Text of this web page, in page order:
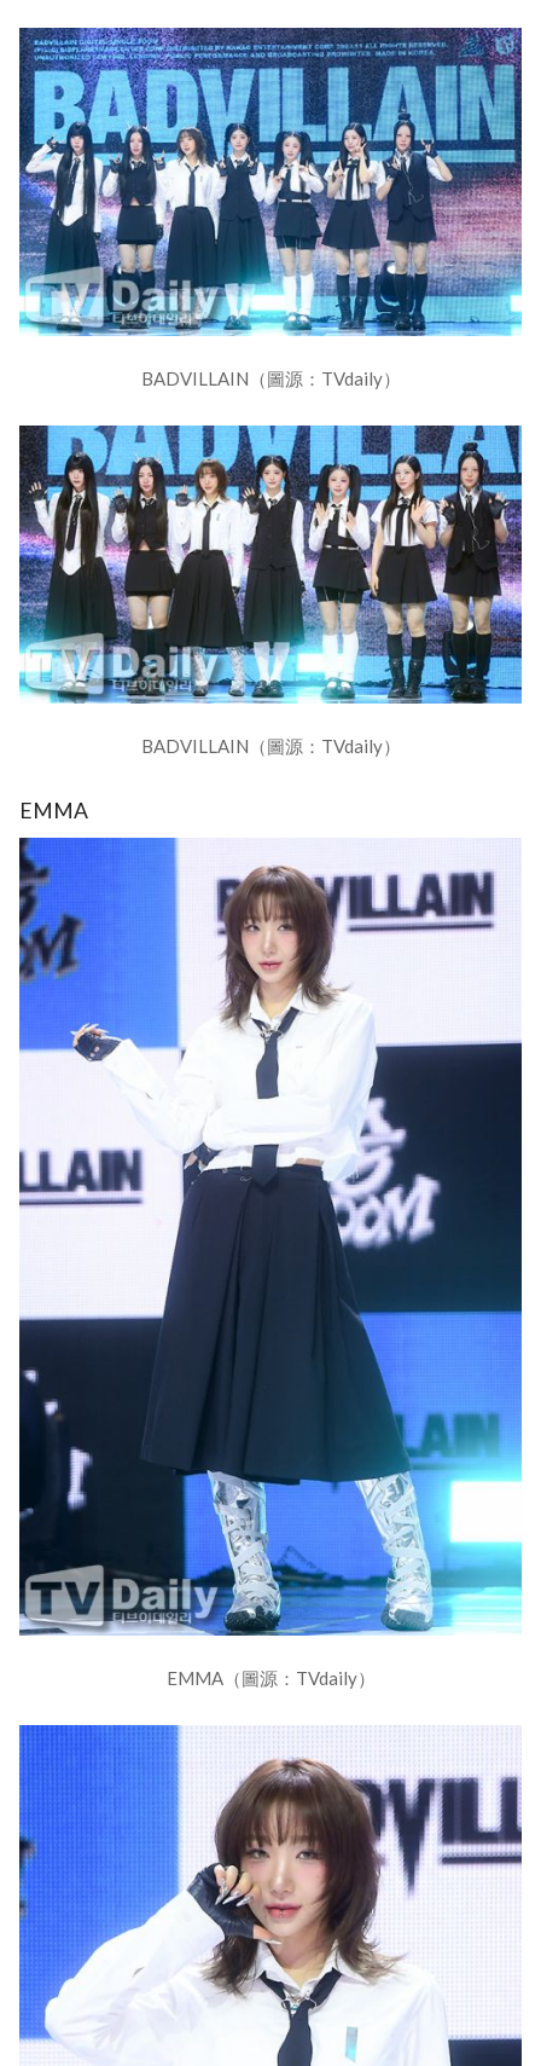
BADVILLAIN（圖源：TVdaily）
BADVILLAIN（圖源：TVdaily）
EMMA
EMMA（圖源：TVdaily）